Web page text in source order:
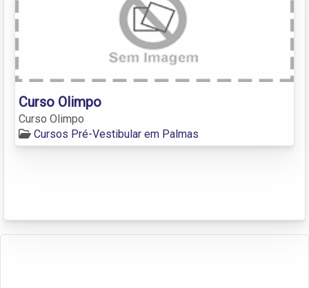
Curso Olimpo
Curso Olimpo
Cursos Pré-Vestibular em Palmas